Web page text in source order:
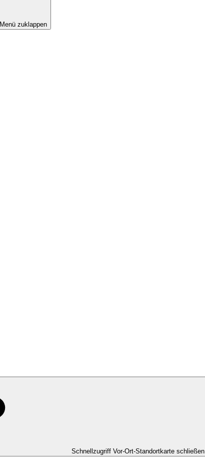
Menü zuklappen
Schnellzugriff Vor-Ort-Standortkarte schließen